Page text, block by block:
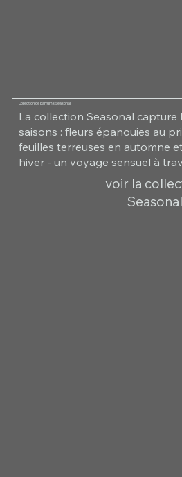
Collection de parfums Seasonal
La collection Seasonal capture
saisons : fleurs épanouies au
feuilles terreuses en automne
hiver - un voyage sensuel à
voir la
Seasonal